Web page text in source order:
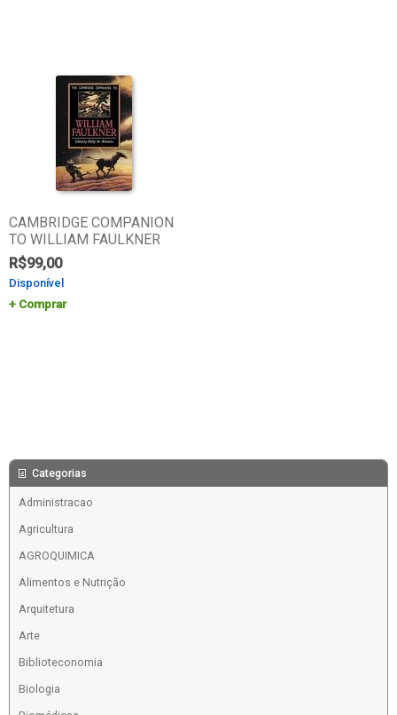
CAMBRIDGE COMPANION
TO WILLIAM FAULKNER
R$99,00
Disponível
Comprar
Categorias
Administracao
Agricultura
AGROQUIMICA
Alimentos e Nutrição
Arquitetura
Arte
Biblioteconomia
Biologia